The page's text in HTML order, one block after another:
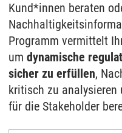
Kund*innen beraten
Programm vermittelt
um dynamische
sicher zu erfüllen,
kritisch zu
für die Stakeholder